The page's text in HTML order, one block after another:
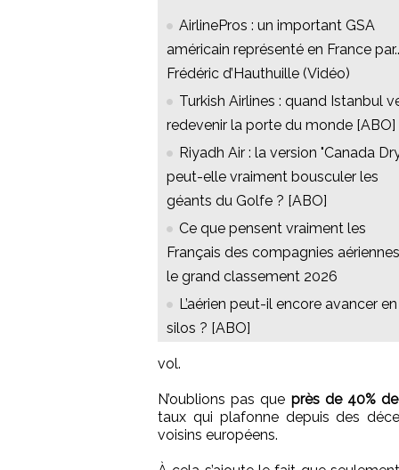
AirlinePros : un important GSA
américain représenté en France
Frédéric d’Hauthuille (Vidéo)
Turkish Airlines : quand Istanbul
redevenir la porte du monde [ABO]
Riyadh Air : la version "Canada
peut-elle vraiment bousculer les
géants du Golfe ? [ABO]
Ce que pensent vraiment les
Français des compagnies
le grand classement 2026
L’aérien peut-il encore avancer en
silos ? [ABO]
vol.
N’oublions pas que près de 40%
taux qui plafonne depuis des
voisins européens.